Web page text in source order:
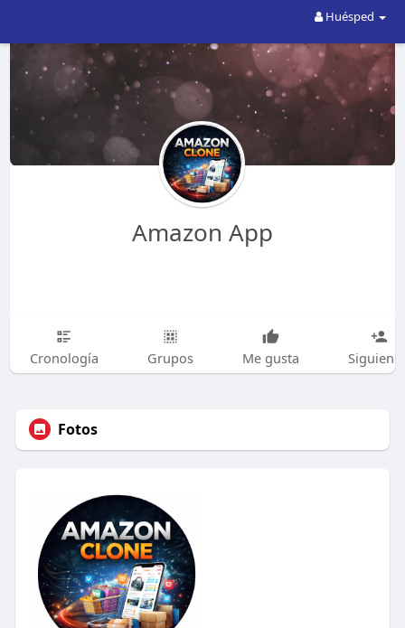
Huésped
Amazon App
Cronología Grupos Me gusta
Fotos